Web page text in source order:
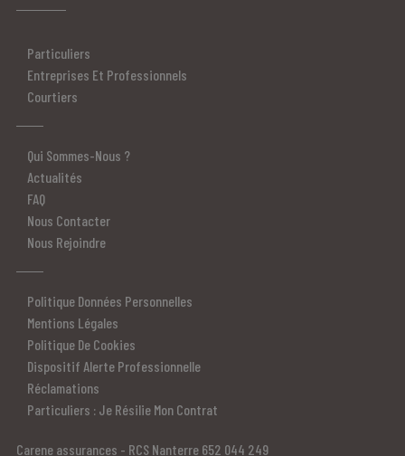
Particuliers
Entreprises Et Professionnels
Courtiers
Qui Sommes-Nous ?
Actualités
FAQ
Nous Contacter
Nous Rejoindre
Politique Données Personnelles
Mentions Légales
Politique De Cookies
Dispositif Alerte Professionnelle
Réclamations
Particuliers : Je Résilie Mon Contrat
Carene assurances - RCS Nanterre 652 044 249